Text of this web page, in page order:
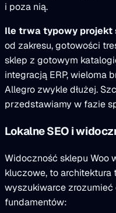
i poza nią.
Ile trwa typowy projekt
od zakresu, gotowości
sklep z gotowym
integracją ERP, wieloma
Allegro zwykle dłużej.
przedstawiamy w fazie
Lokalne SEO i
Widoczność sklepu Woo
kluczowe, to
wyszukiwarce zrozumieć
fundamentów: